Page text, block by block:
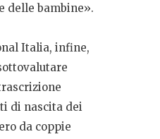
delle bambine».
Italia, infine,
di nascita dei
da coppie